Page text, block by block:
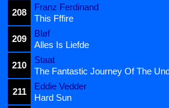
208
Franz Ferdinand
This Fffire
209
Bløf
Alles Is Liefde
210
Staat
The Fantastic Journey Of The
211
Eddie Vedder
Hard Sun